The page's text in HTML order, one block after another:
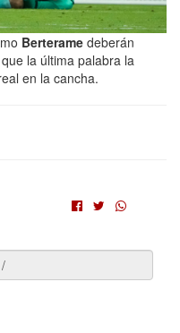
Berterame deberán
la última palabra la
en la cancha.